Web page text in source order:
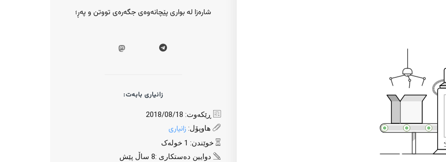
شارەزا لە بواری پێچانەوەی جگەرەی تووتن و پەڕ؛
زانیاری بابەت:
ڕێکەوت: 2018/08/18
هاوپۆل: زانیاری
خوێندن: 1 خولەک
دوایین دەستکاری :8 ساڵ پێش